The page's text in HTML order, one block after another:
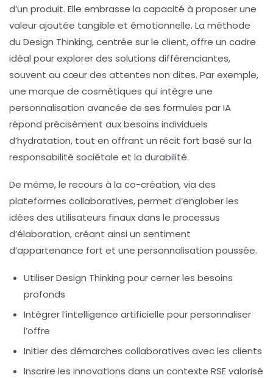
d’un produit. Elle embrasse la capacité à proposer une
valeur ajoutée tangible et émotionnelle. La méthode
du Design Thinking, centrée sur le client, offre un cadre
idéal pour explorer des solutions différenciantes,
souvent au cœur des attentes non dites. Par exemple,
une marque de cosmétiques qui intègre une
personnalisation avancée de ses formules par IA
répond précisément aux besoins individuels
d’hydratation, tout en offrant un récit fort basé sur la
responsabilité sociétale et la durabilité.
De même, le recours à la co-création, via des
plateformes collaboratives, permet d’englober les
idées des utilisateurs finaux dans le processus
d’élaboration, créant ainsi un sentiment
d’appartenance fort et une personnalisation poussée.
Utiliser Design Thinking pour cerner les besoins
profonds
Intégrer l’intelligence artificielle pour personnaliser
l’offre
Initier des démarches collaboratives avec les clients
Inscrire les innovations dans un contexte RSE valorisé